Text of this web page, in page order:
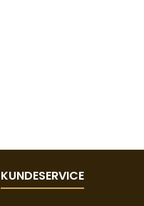
KUNDESERVICE